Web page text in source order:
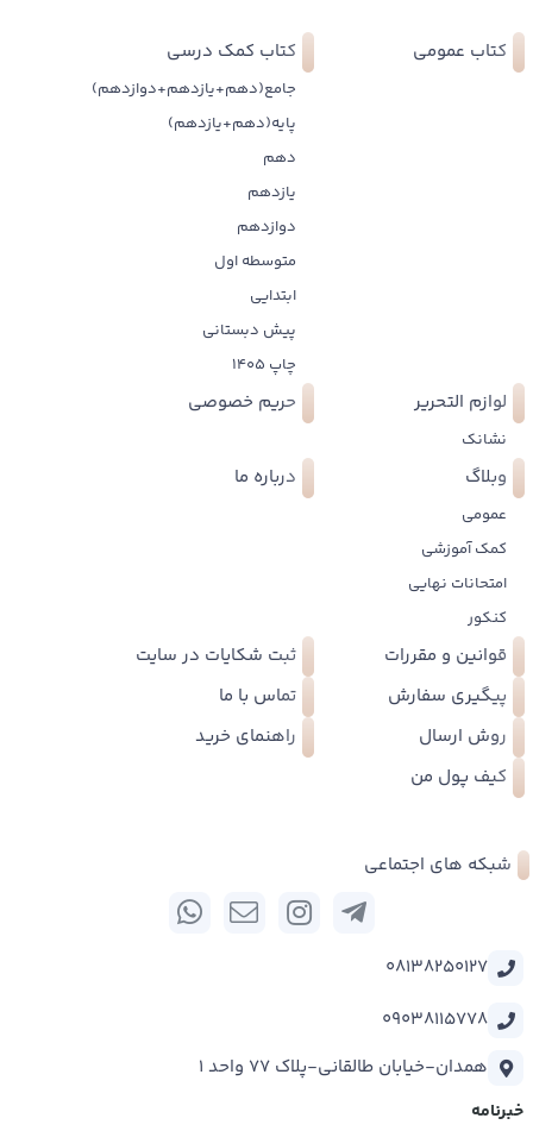
کتاب عمومی کتاب کمک درسی
جامع(دهم+یازدهم+دوازدهم)
پایه(دهم+یازدهم)
دهم
یازدهم
دوازدهم
متوسطه اول
ابتدایی
پیش دبستانی
چاپ 1405
لوازم التحریر
نشانک
حریم خصوصی
وبلاگ
عمومی
کمک آموزشی
امتحانات نهایی
کنکور
درباره ما
قوانین و مقررات
ثبت شکایات در سایت
پیگیری سفارش
تماس با ما
روش ارسال
راهنمای خرید
کیف پول من
شبکه های اجتماعی
08138250127
09038115778
همدان-خیابان طالقانی-پلاک 77 واحد 1
خبرنامه